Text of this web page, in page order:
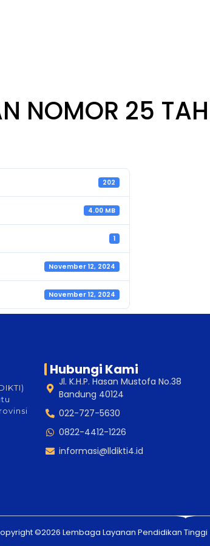
NOMOR 25
202
4.00 MB
1
November 12, 2024
November 12, 2024
Hubungi Kami
Jl. K.H.P. Hasan Mustofa No.38
Bandung 40124
022-727-5630
0822-4412-1226
informasi@lldikti4.id
©2026 Lembaga Layanan Pendidikan Tinggi